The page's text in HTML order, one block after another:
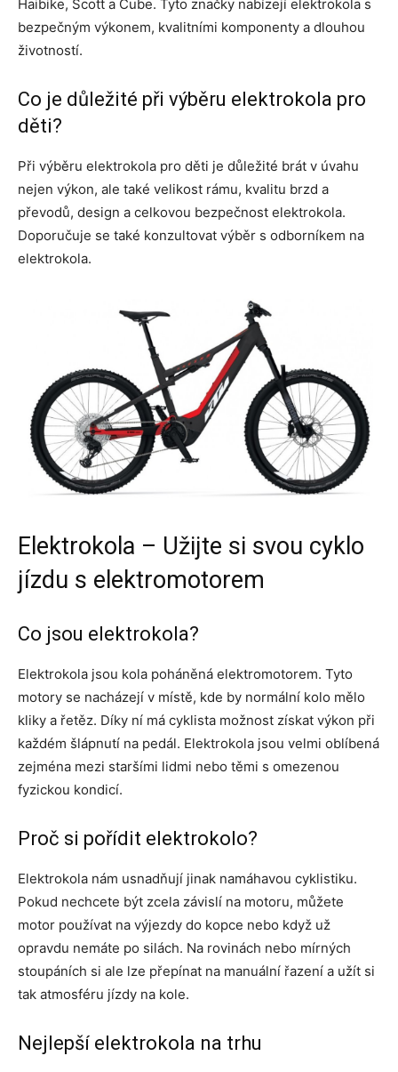
Haibike, Scott a Cube. Tyto značky nabízejí elektrokola s
bezpečným výkonem, kvalitními komponenty a dlouhou
životností.
Co je důležité při výběru elektrokola pro
děti?
Při výběru elektrokola pro děti je důležité brát v úvahu
nejen výkon, ale také velikost rámu, kvalitu brzd a
převodů, design a celkovou bezpečnost elektrokola.
Doporučuje se také konzultovat výběr s odborníkem na
elektrokola.
Elektrokola – Užijte si svou cyklo
jízdu s elektromotorem
Co jsou elektrokola?
Elektrokola jsou kola poháněná elektromotorem. Tyto
motory se nacházejí v místě, kde by normální kolo mělo
kliky a řetěz. Díky ní má cyklista možnost získat výkon při
každém šlápnutí na pedál. Elektrokola jsou velmi oblíbená
zejména mezi staršími lidmi nebo těmi s omezenou
fyzickou kondicí.
Proč si pořídit elektrokolo?
Elektrokola nám usnadňují jinak namáhavou cyklistiku.
Pokud nechcete být zcela závislí na motoru, můžete
motor používat na výjezdy do kopce nebo když už
opravdu nemáte po silách. Na rovinách nebo mírných
stoupáních si ale lze přepínat na manuální řazení a užít si
tak atmosféru jízdy na kole.
Nejlepší elektrokola na trhu